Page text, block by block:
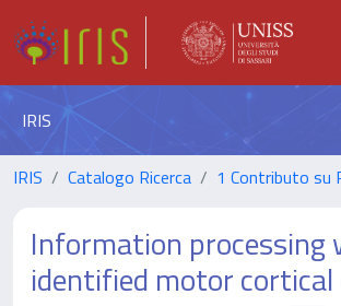
IRIS
IRIS Catalogo Ricerca 1 Contributo su
Information processing
identified motor